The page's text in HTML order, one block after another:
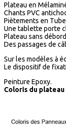
Plateau en
Chants PVC
Piètements en
Une tablette porte
Plateau sans
Des passages de
Sur les modèles à
Le dispositif de
Peinture Epoxy.
Coloris du